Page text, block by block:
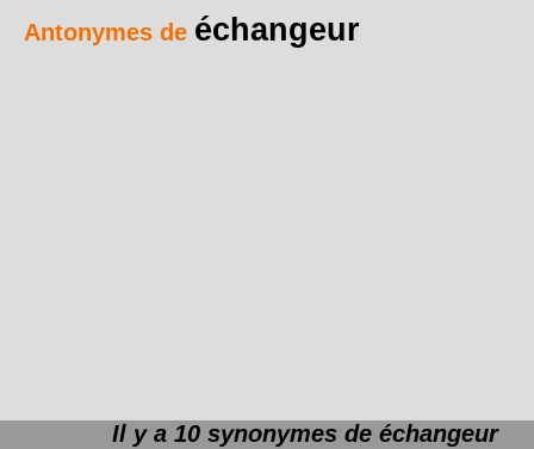
Antonymes de échangeur
Il y a 10 synonymes de échangeur